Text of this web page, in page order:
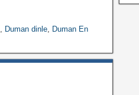
, Duman dinle, Duman En